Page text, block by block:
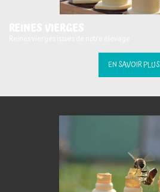
EN SAVOIR PLUS